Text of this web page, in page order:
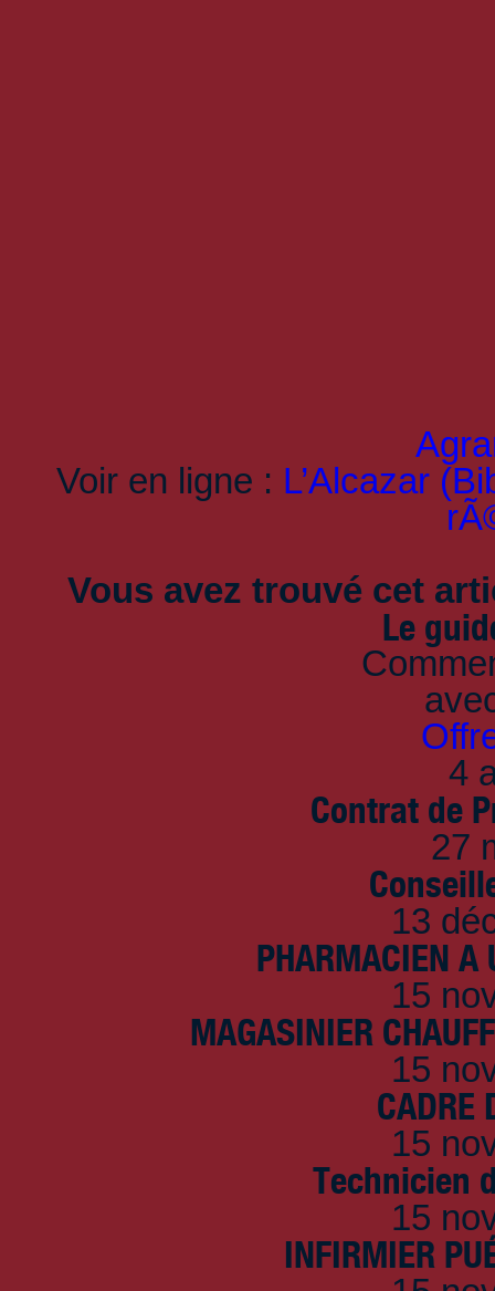
Voir en ligne : L’Alcazar
Vous avez trouvé cet
Le
4
Contrat de
27
13
PHARMACIEN A
15
MAGASINIER
15
CADRE
15
Technicien
15
INFIRMIER